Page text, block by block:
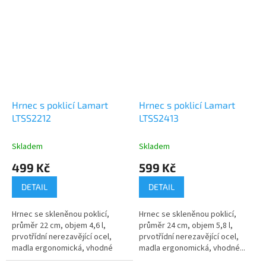
Hrnec s poklicí Lamart
LTSS2212
Skladem
499 Kč
DETAIL
Hrnec se skleněnou poklicí,
průměr 22 cm, objem 4,6 l,
prvotřídní nerezavějící ocel,
madla ergonomická, vhodné
pro...
Hrnec s poklicí Lamart
LTSS2413
Skladem
599 Kč
DETAIL
Hrnec se skleněnou poklicí,
průměr 24 cm, objem 5,8 l,
prvotřídní nerezavějící ocel,
madla ergonomická, vhodné...